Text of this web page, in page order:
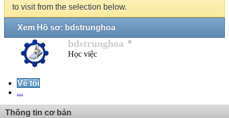
to visit from the selection below.
Xem Hồ sơ: bdstrunghoa
bdstrunghoa
Học việc
Về tôi
...
Thông tin cơ bản